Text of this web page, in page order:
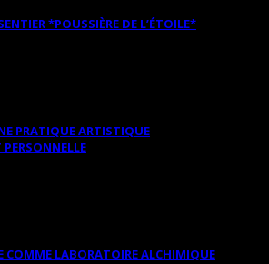
*POUSSIÈRE DE L’ÉTOILE*
PRATIQUE ARTISTIQUE
COMME LABORATOIRE ALCHIMIQUE